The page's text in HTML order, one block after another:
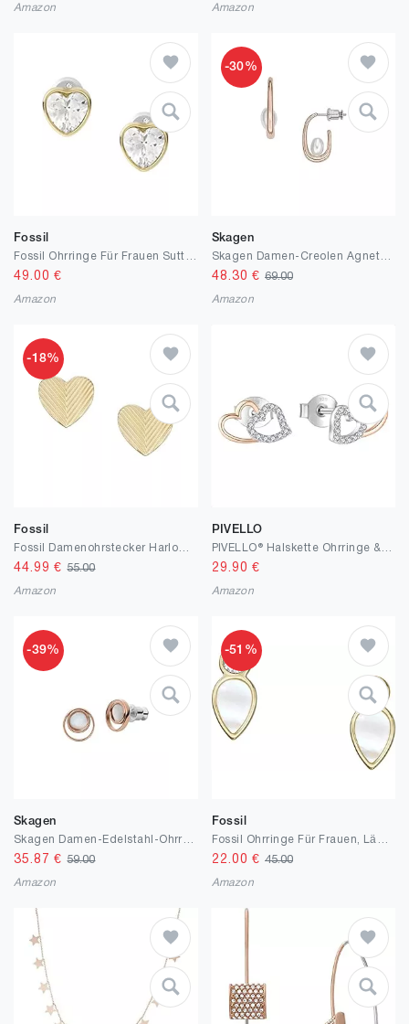
Amazon Amazon
Fossil
49.00 €
Amazon
-30%
Skagen
48.30 € 69.00
Amazon
-18%
Fossil
44.99 €55.00
Amazon
PIVELLO
29.90 €
Amazon
-39%
Skagen
Skagen Damen-Edelstahl-Ohrringe mit Pfostenverschluss, rund
35.87 €59.00
Amazon
-51%
Fossil
22.00 € 45.00
Amazon